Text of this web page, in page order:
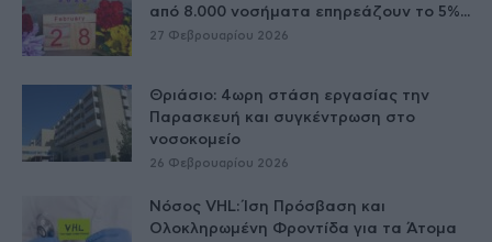
από 8.000 νοσήματα επηρεάζουν το 5%...
27 Φεβρουαρίου 2026
Θριάσιο: 4ωρη στάση εργασίας την
Παρασκευή και συγκέντρωση στο
νοσοκομείο
26 Φεβρουαρίου 2026
Νόσος VHL: Ίση Πρόσβαση και
Ολοκληρωμένη Φροντίδα για τα Άτομα